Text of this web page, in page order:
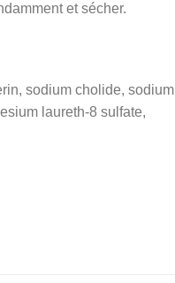
et sécher.
sodium cholide, sodium
laureth-8 sulfate,